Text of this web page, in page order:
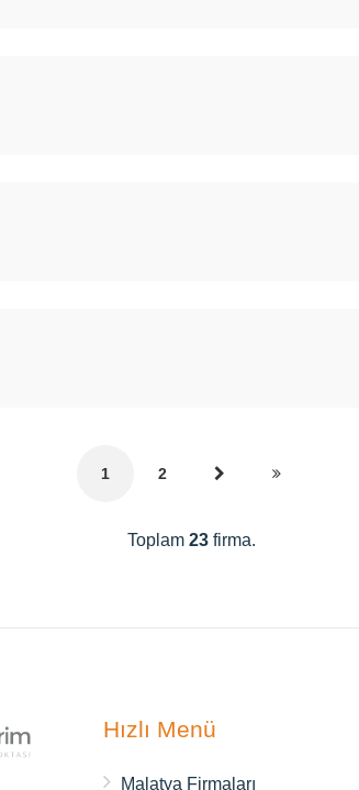
1 2
Toplam 23firma.
Hızlı Menü
Malatya Firmaları